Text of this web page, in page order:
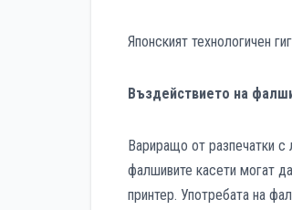
Японският технологичен
Въздействието на
Вариращо от разпечатки
фалшивите касети могат
принтер. Употребата на